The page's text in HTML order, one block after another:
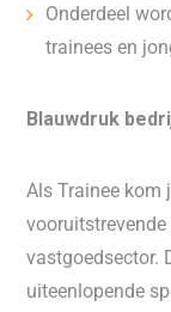
Onderdeel
trainees en
Blauwdruk
Als Trainee kom
vastgoedsector.
uiteenlopende